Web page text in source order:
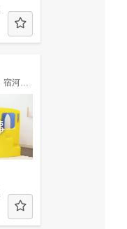
【土日祝休み×年休120日】宿河原駅/徒歩2分♪チームワーク良好◎新卒・未経験歓迎